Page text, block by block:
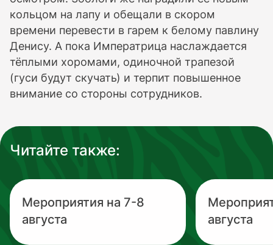
кольцом на лапу и обещали в скором
времени перевести в гарем к белому павлину
Денису. А пока Императрица наслаждается
тёплыми хоромами, одиночной трапезой
(гуси будут скучать) и терпит повышенное
внимание со стороны сотрудников.
Читайте также:
Мероприятия на 7-8
августа
августа